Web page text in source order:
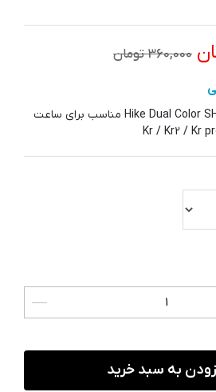
360,000 تومان
بند شیپ مدل Hike Dual Color SH TW مناسب برای ساعت
به سبد خرید